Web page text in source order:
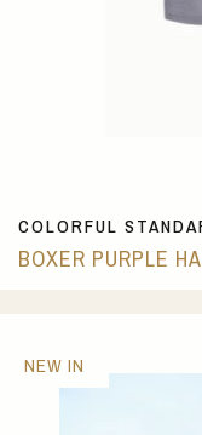
COLORFUL
BOXER PURPLE
NEW IN